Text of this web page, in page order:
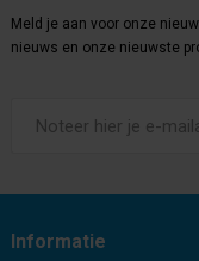
Meld je aan voor onze
nieuws en onze nieuwste
Informatie